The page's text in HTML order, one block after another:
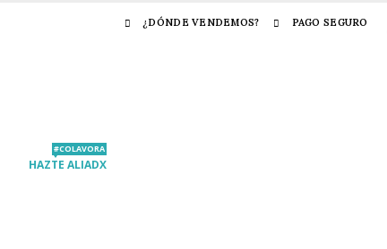
¿DÓNDE VENDEMOS? PAGO SEGURO
HAZTE ALIADX
#COLAVORA